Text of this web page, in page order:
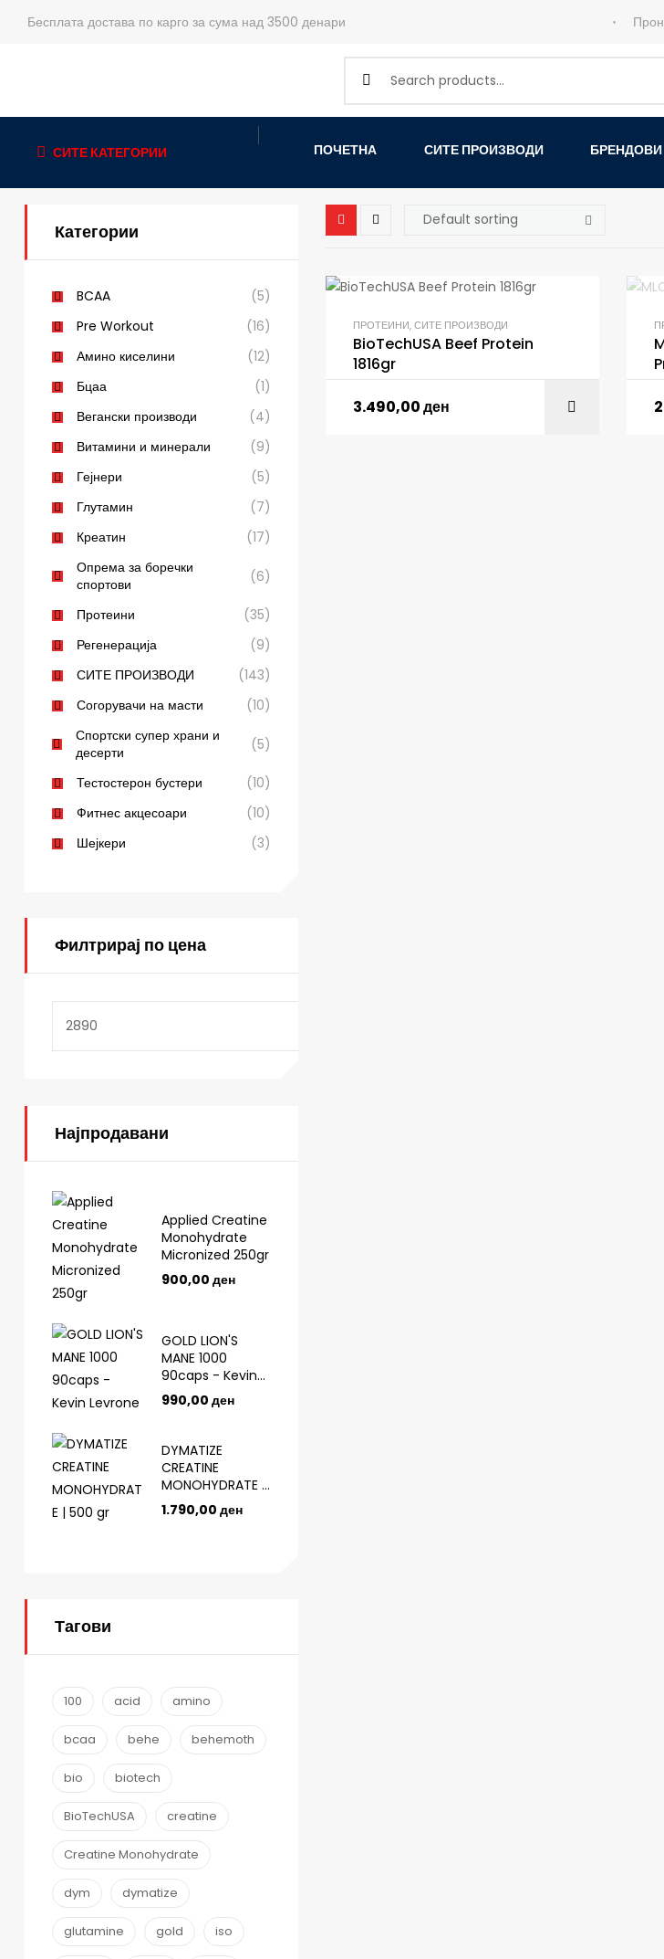
Бесплата достава по карго за сума над 3500 денари
СИТЕ КАТЕГОРИИ ПОЧЕТНА СИТЕ ПРОИЗВОДИ БРЕНДОВИ
ПРОТЕИНИ,СИТЕ ПРОИЗВОДИ
BioTechUSA Beef Protein
1816gr
3.490,00ден
Категории
BCAA
(5)
Pre Workout
(16)
Амино киселини
(12)
Бцаа
(1)
Вегански производи
(4)
Витамини и минерали
(9)
Гејнери
(5)
Глутамин
(7)
Креатин
(17)
Опрема за боречки
спортови
(6)
Протеини
(35)
Регенерација
(9)
СИТЕ ПРОИЗВОДИ
(143)
Согорувачи на масти
(10)
Спортски супер храни и
десерти
(5)
Тестостерон бустери
(10)
Фитнес акцесоари
(10)
Шејкери
(3)
Филтрирај по цена
Најпродавани
Applied Creatine
Monohydrate
Micronized 250gr
900,00 ден
GOLD LION'S
MANE 1000
90caps - Kevin
Levrone
990,00 ден
DYMATIZE
CREATINE
MONOHYDRATE |
500 gr
1.790,00 ден
Тагови
100 acid amino
bcaa behe behemoth
bio biotech
BioTechUSA creatine
Creatine Monohydrate
dym dymatize
glutamine gold iso